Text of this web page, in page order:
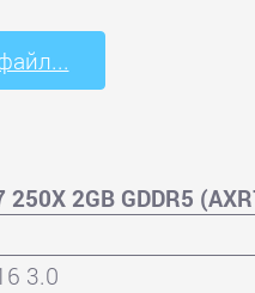
2GB GDDR5
3.0